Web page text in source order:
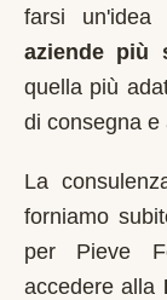
farsi
aziende più
quella più
di consegna e
La
forniamo
per Pieve
accedere alla